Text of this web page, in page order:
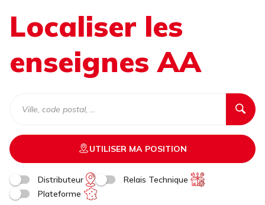
Localiser les
enseignes AA
UTILISER MA POSITION
Distributeur
Relais Technique
Plateforme